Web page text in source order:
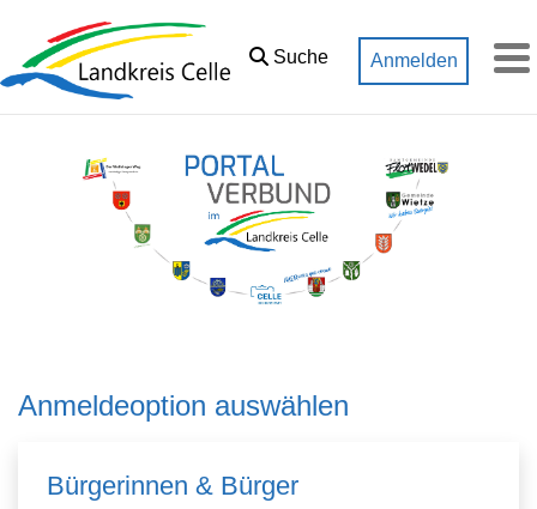
Zum Hauptinhalt springen
Suche
Anmelden
Anmeldeoption auswählen
Bürgerinnen & Bürger